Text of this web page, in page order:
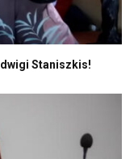
Staniszkis!